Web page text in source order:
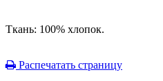
Ткань: 100% хлопок.
Распечатать страницу